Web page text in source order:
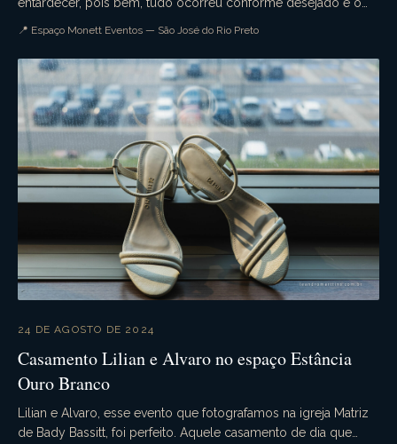
📍 Espaço Monett Eventos — São José do Rio Preto
24 DE AGOSTO DE 2024
Casamento Lilian e Alvaro no espaço Estância
Ouro Branco
Lilian e Alvaro, esse evento que fotografamos na igreja Matriz
de Bady Bassitt, foi perfeito. Aquele casamento de dia que